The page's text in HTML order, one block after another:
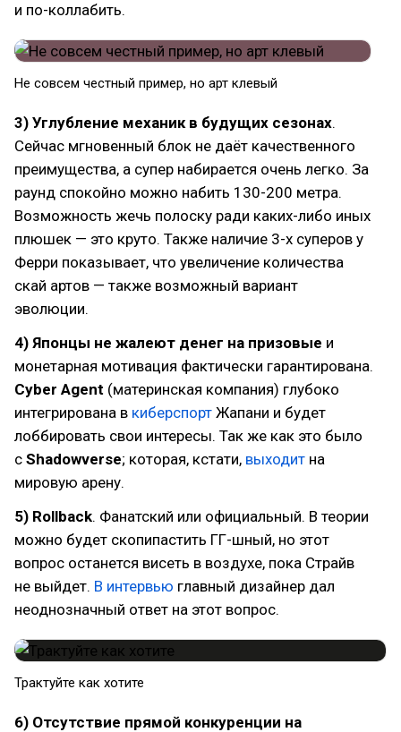
и по-коллабить.
Не совсем честный пример, но арт клевый
3) Углубление механик в будущих сезонах.
Сейчас мгновенный блок не даёт качественного
преимущества, а супер набирается очень легко. За
раунд спокойно можно набить 130-200 метра.
Возможность жечь полоску ради каких-либо иных
плюшек — это круто. Также наличие 3-х суперов у
Ферри показывает, что увеличение количества
скай артов — также возможный вариант
эволюции.
4) Японцы не жалеют денег на призовые и
монетарная мотивация фактически гарантирована.
Cyber Agent (материнская компания) глубоко
интегрирована в киберспорт Жапани и будет
лоббировать свои интересы. Так же как это было
с Shadowverse; которая, кстати, выходит на
мировую арену.
5) Rollback. Фанатский или официальный. В теории
можно будет скопипастить ГГ-шный, но этот
вопрос останется висеть в воздухе, пока Страйв
не выйдет. В интервью главный дизайнер дал
неоднозначный ответ на этот вопрос.
Трактуйте как хотите
6) Отсутствие прямой конкуренции на